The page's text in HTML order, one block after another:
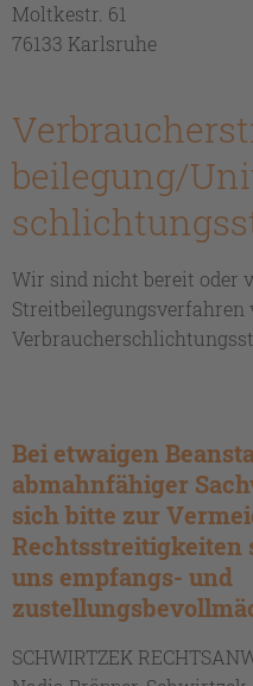
Moltkestr. 61
76133 Karlsruhe
beilegung/
Wir sind nicht bereit oder
Streitbeilegungsverfahren
Bei etwaigen
abmahnfähiger
sich bitte zur
Rechtsstreitigkeiten
uns empfangs- und
SCHWIRTZEK